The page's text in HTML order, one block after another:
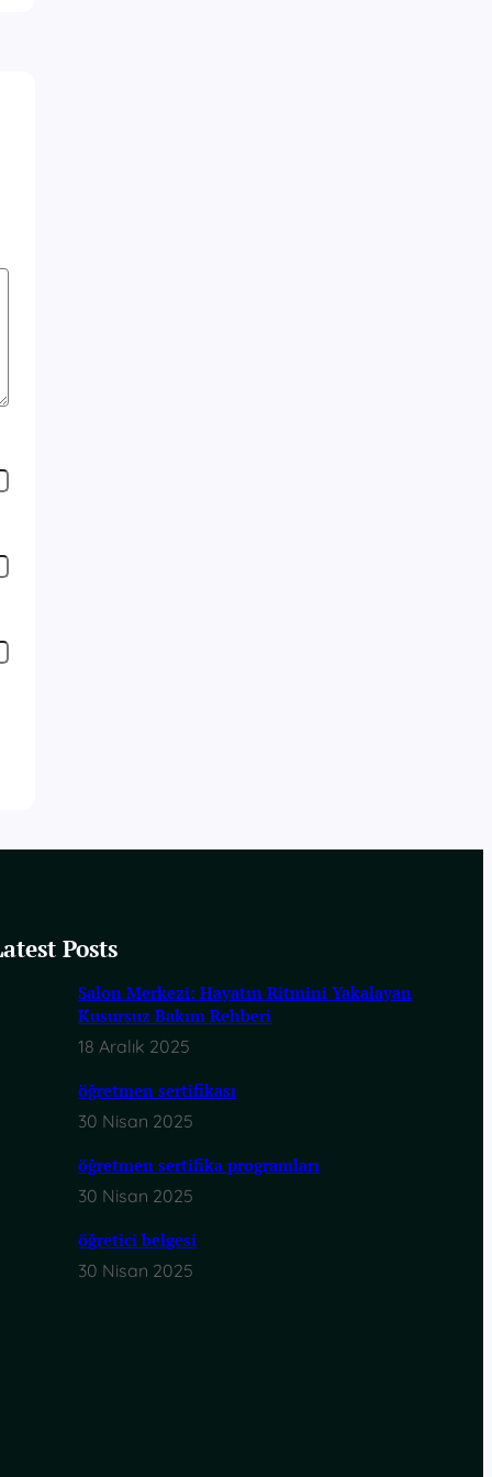
Posts
Salon Merkezi: Hayatın Ritmini Yakalayan
Kusursuz Bakım Rehberi
18 Aralık 2025
öğretmen sertifikası
30 Nisan 2025
öğretmen sertifika programları
30 Nisan 2025
öğretici belgesi
30 Nisan 2025